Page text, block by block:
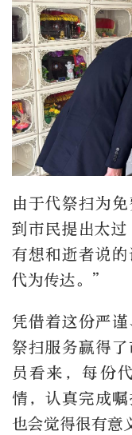
由于代祭扫为
到市民提出太
有想和逝者说
代为传达。”
凭借着这份严
祭扫服务赢得
员看来，每份
情，认真完成
也会觉得很有意